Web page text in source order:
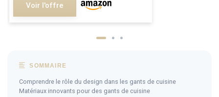
Voir l'offre
SOMMAIRE
Comprendre le rôle du design dans les gants de cuisine
Matériaux innovants pour des gants de cuisine